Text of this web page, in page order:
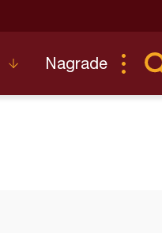
Nagrade